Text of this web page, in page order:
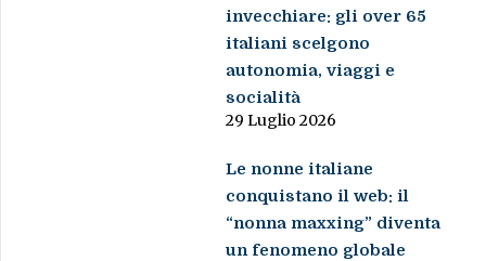
invecchiare: gli over 65
italiani scelgono
autonomia, viaggi e
socialità
29 Luglio 2026
Le nonne italiane
conquistano il web: il
“nonna maxxing” diventa
un fenomeno globale